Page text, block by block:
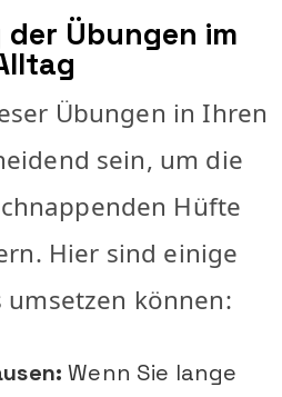
Übungen im
Übungen in Ihren
sein, um die
Hüfte
Hier sind einige
umsetzen können:
Wenn Sie lange